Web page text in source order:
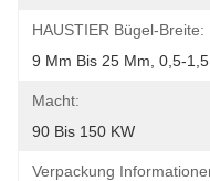
HAUSTIER Bügel-Breite:
9 Mm Bis 25 Mm, 0,5-
Macht:
90 Bis 150 KW
Verpackung